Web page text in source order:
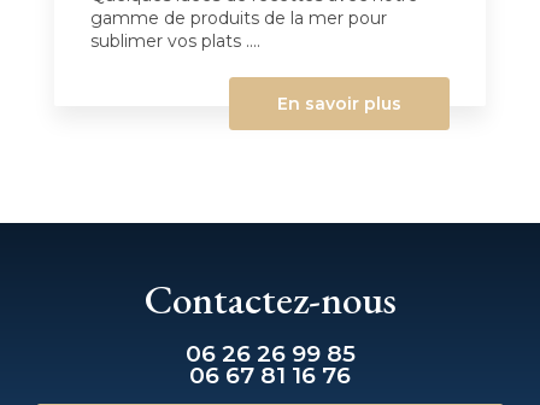
gamme de produits de la mer pour
sublimer vos plats ....
En savoir plus
Contactez-nous
06 26 26 99 85
06 67 81 16 76